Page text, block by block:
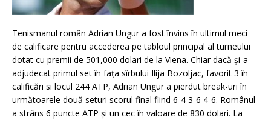
Tenismanul român Adrian Ungur a fost învins în ultimul meci
de calificare pentru accederea pe tabloul principal al turneului
dotat cu premii de 501,000 dolari de la Viena. Chiar dacă şi-a
adjudecat primul set în faţa sîrbului Ilija Bozoljac, favorit 3 în
calificări si locul 244 ATP, Adrian Ungur a pierdut break-uri în
următoarele două seturi scorul final fiind 6-4 3-6 4-6. Românul
a strâns 6 puncte ATP şi un cec în valoare de 830 dolari. La